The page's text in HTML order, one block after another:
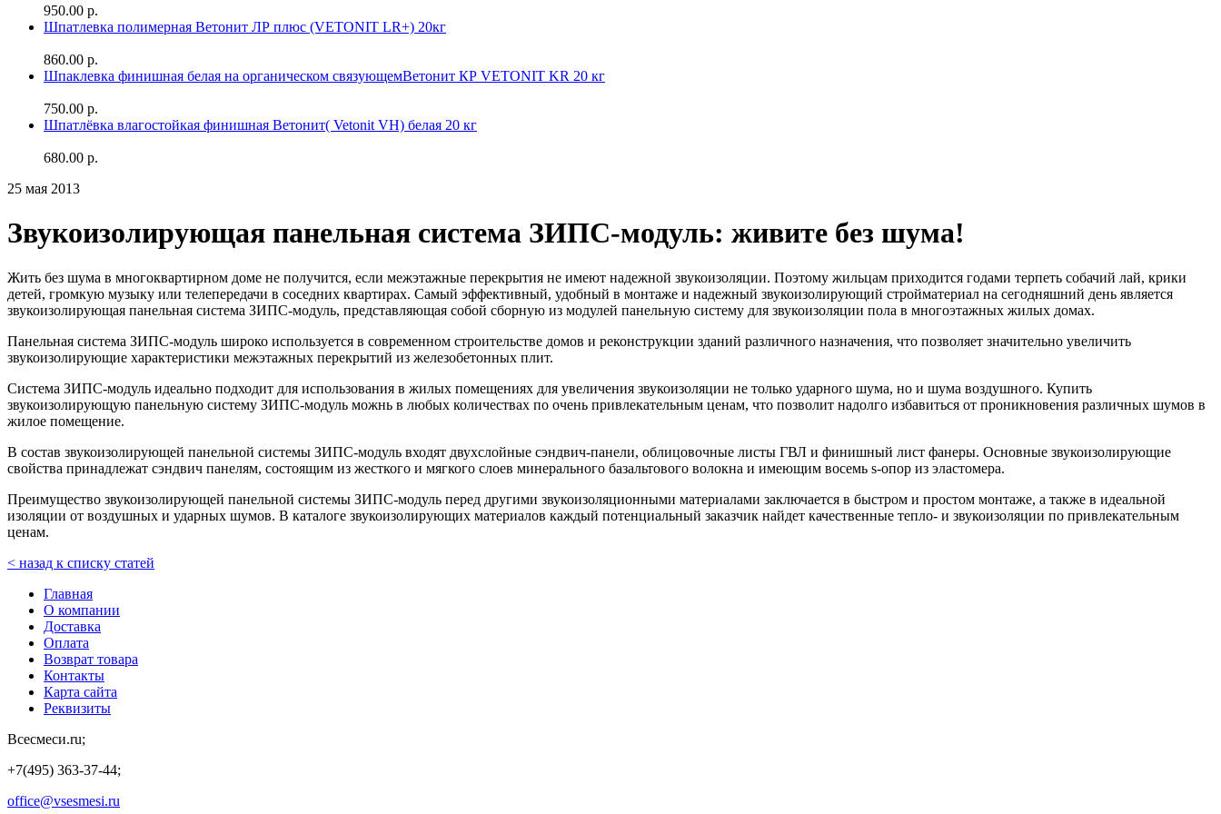
950.00 р.
Шпатлевка полимерная Ветонит ЛР плюс (VETONIT LR+) 20кг
860.00 р.
Шпаклевка финишная белая на органическом связующемВетонит КР VETONIT KR 20 кг
750.00 р.
Шпатлёвка влагостойкая финишная Ветонит( Vetonit VH) белая 20 кг
680.00 р.
25 мая 2013
Звукоизолирующая панельная система ЗИПС-модуль: живите без шума!
Жить без шума в многоквартирном доме не получится, если межэтажные перекрытия не имеют надежной звукоизоляции. Поэтому жильцам приходится годами терпеть собачий лай, крики
детей, громкую музыку или телепередачи в соседних квартирах. Самый эффективный, удобный в монтаже и надежный звукоизолирующий стройматериал на сегодняшний день является
звукоизолирующая панельная система ЗИПС-модуль, представляющая собой сборную из модулей панельную систему для звукоизоляции пола в многоэтажных жилых домах.
Панельная система ЗИПС-модуль широко используется в современном строительстве домов и реконструкции зданий различного назначения, что позволяет значительно увеличить
звукоизолирующие характеристики межэтажных перекрытий из железобетонных плит.
Система ЗИПС-модуль идеально подходит для использования в жилых помещениях для увеличения звукоизоляции не только ударного шума, но и шума воздушного. Купить
звукоизолирующую панельную систему ЗИПС-модуль можнь в любых количествах по очень привлекательным ценам, что позволит надолго избавиться от проникновения различных шумов в
жилое помещение.
В состав звукоизолирующей панельной системы ЗИПС-модуль входят двухслойные сэндвич-панели, облицовочные листы ГВЛ и финишный лист фанеры. Основные звукоизолирующие
свойства принадлежат сэндвич панелям, состоящим из жесткого и мягкого слоев минерального базальтового волокна и имеющим восемь s-опор из эластомера.
Преимущество звукоизолирующей панельной системы ЗИПС-модуль перед другими звукоизоляционными материалами заключается в быстром и простом монтаже, а также в идеальной
изоляции от воздушных и ударных шумов. В каталоге звукоизолирующих материалов каждый потенциальный заказчик найдет качественные тепло- и звукоизоляции по привлекательным
ценам.
< назад к списку статей
Главная
О компании
Доставка
Оплата
Возврат товара
Контакты
Карта сайта
Реквизиты
Всесмеси.ru;
+7(495) 363-37-44;
office@vsesmesi.ru